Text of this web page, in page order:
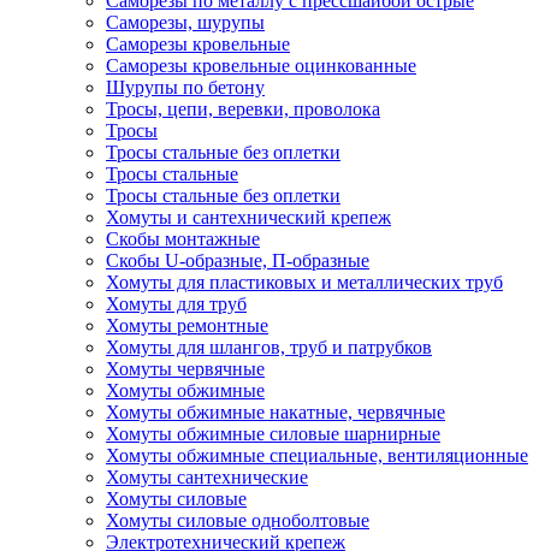
Саморезы, шурупы
Саморезы кровельные
Саморезы кровельные оцинкованные
Шурупы по бетону
Тросы, цепи, веревки, проволока
Тросы
Тросы стальные без оплетки
Тросы стальные
Тросы стальные без оплетки
Хомуты и сантехнический крепеж
Скобы монтажные
Скобы U-образные, П-образные
Хомуты для пластиковых и металлических труб
Хомуты для труб
Хомуты ремонтные
Хомуты для шлангов, труб и патрубков
Хомуты червячные
Хомуты обжимные
Хомуты обжимные накатные, червячные
Хомуты обжимные силовые шарнирные
Хомуты обжимные специальные, вентиляционные
Хомуты сантехнические
Хомуты силовые
Хомуты силовые одноболтовые
Электротехнический крепеж